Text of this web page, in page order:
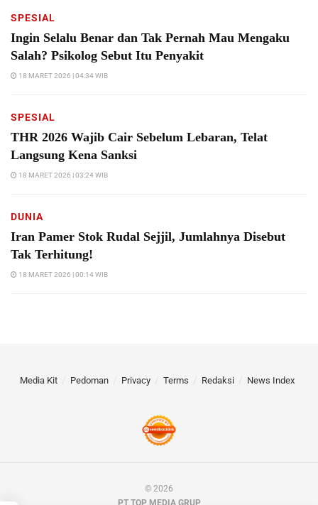
SPESIAL
Ingin Selalu Benar dan Tak Pernah Mau Mengaku
Salah? Psikolog Sebut Itu Penyakit
18 MARET 2026 | 04:34 WIB
SPESIAL
THR 2026 Wajib Cair Sebelum Lebaran, Telat
Langsung Kena Sanksi
18 MARET 2026 | 03:24 WIB
DUNIA
Iran Pamer Stok Rudal Sejjil, Jumlahnya Disebut
Tak Terhitung!
18 MARET 2026 | 00:14 WIB
Media Kit Pedoman Privacy Terms Redaksi News Index
© 2026
PT TOP MEDIA GRUP